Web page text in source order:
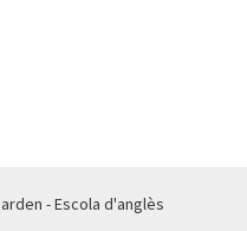
- Escola d'anglès